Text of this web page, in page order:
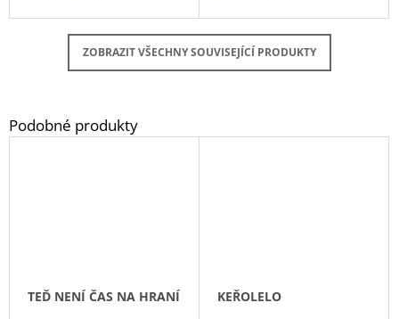
ZOBRAZIT VŠECHNY SOUVISEJÍCÍ PRODUKTY
TEĎ NENÍ ČAS NA HRANÍ KEŘOLELO